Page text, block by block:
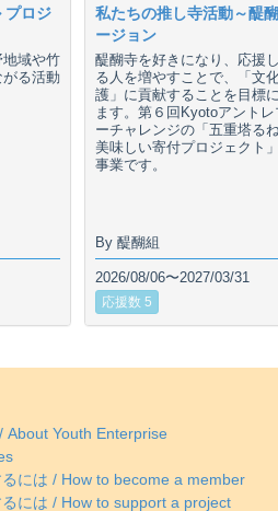
プロジ
域や竹
る活動
私たちの推し寺活動～醍
ージョン
醍醐寺を好きになり、応援
る人を増やすことで、「文
護」に貢献することを目標
ます。第６回Kyotoアント
ーチャレンジの「五重塔る
美味しい寄付プロジェクト
事業です。
By 醍醐組
2026/08/06〜2027/03/31
応援数 5
About Youth Enterprise
には / How to become a member
には / How to support a project